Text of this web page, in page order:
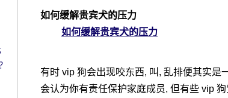
如何缓解贵宾犬的压力
如何缓解贵宾犬的压力
有时 vip 狗会出现咬东西, 叫, 乱排便其实是
会认为你有责任保护家庭成员, 但有些 vip